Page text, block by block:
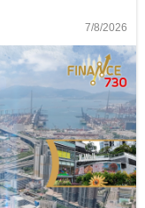
7/8/2026